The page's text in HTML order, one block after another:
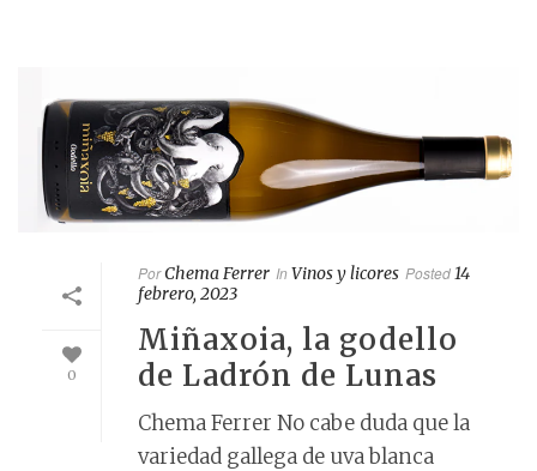
0
PorChema Ferrer In Vinos y licores Posted14
febrero, 2023
Miñaxoia, la godello
de Ladrón de Lunas
Chema Ferrer No cabe duda que la
variedad gallega de uva blanca